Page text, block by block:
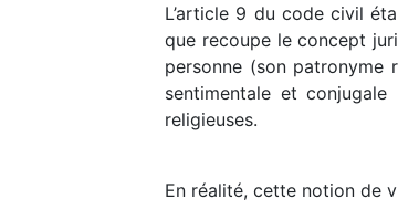
L’article 9 du code civil
que recoupe le concept
personne (son patronyme
sentimentale et
religieuses.
En réalité, cette notion de